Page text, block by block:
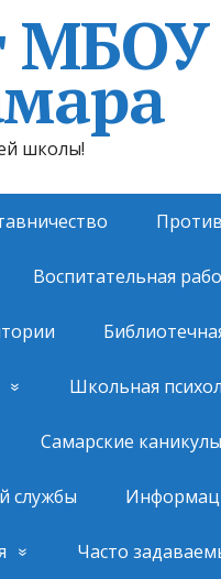
школы!
Воспитательная
Школьная
Самарские каникулы
службы
Часто